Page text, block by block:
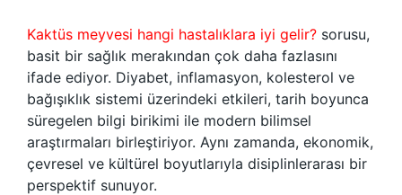
Kaktüs meyvesi hangi hastalıklara iyi gelir? sorusu,
basit bir sağlık merakından çok daha fazlasını
ifade ediyor. Diyabet, inflamasyon, kolesterol ve
bağışıklık sistemi üzerindeki etkileri, tarih boyunca
süregelen bilgi birikimi ile modern bilimsel
araştırmaları birleştiriyor. Aynı zamanda, ekonomik,
çevresel ve kültürel boyutlarıyla disiplinlerarası bir
perspektif sunuyor.